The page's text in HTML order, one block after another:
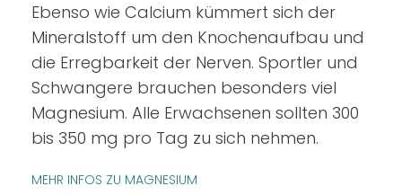
Ebenso wie Calcium kümmert sich der
Mineralstoff um den Knochenaufbau und
die Erregbarkeit der Nerven. Sportler und
Schwangere brauchen besonders viel
Magnesium. Alle Erwachsenen sollten 300
bis 350 mg pro Tag zu sich nehmen.
MEHR INFOS ZU MAGNESIUM